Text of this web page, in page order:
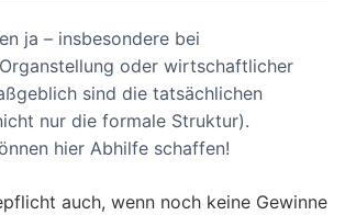
ja – insbesondere bei
oder wirtschaftlicher
sind die tatsächlichen
nur die formale Struktur).
hier Abhilfe schaffen!
auch, wenn noch keine Gewinne